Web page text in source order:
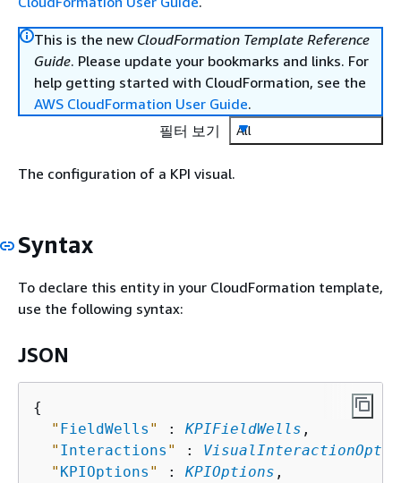
This is the new CloudFormation Template Reference
Guide. Please update your bookmarks and links. For
help getting started with CloudFormation, see the
AWS CloudFormation User Guide.
필터 보기
All
The configuration of a KPI visual.
Syntax
To declare this entity in your CloudFormation template,
use the following syntax:
JSON
{
" FieldWells " : KPIFieldWells ,
" Interactions " :
" KPIOptions " : KPIOptions ,